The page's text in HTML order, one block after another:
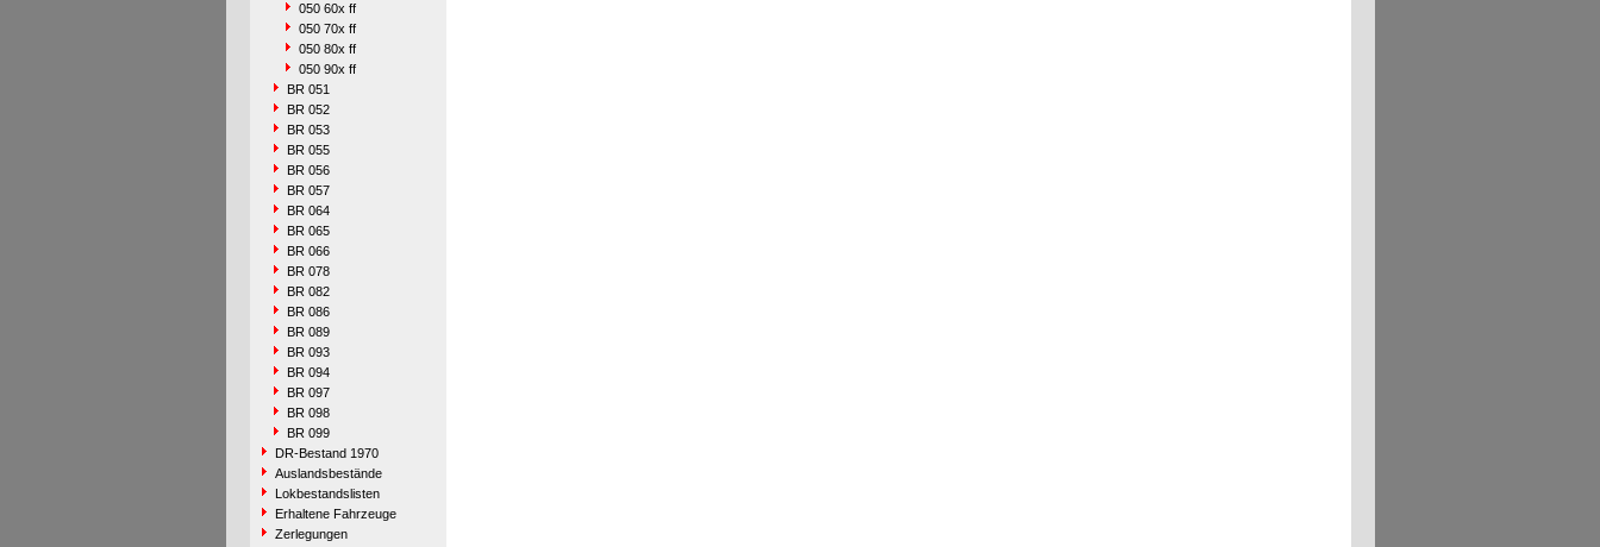
050 60x ff
050 70x ff
050 80x ff
050 90x ff
BR 051
BR 052
BR 053
BR 055
BR 056
BR 057
BR 064
BR 065
BR 066
BR 078
BR 082
BR 086
BR 089
BR 093
BR 094
BR 097
BR 098
BR 099
DR-Bestand 1970
Auslandsbestände
Lokbestandslisten
Erhaltene Fahrzeuge
Zerlegungen